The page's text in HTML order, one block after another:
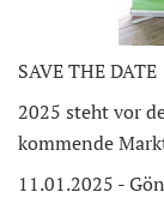
SAVE THE DATE
2025 steht vor
kommende
11.01.2025 -